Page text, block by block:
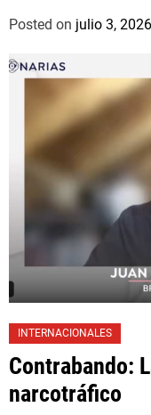
Posted on julio 3, 2026
INTERNACIONALES
Contrabando:
narcotráfico